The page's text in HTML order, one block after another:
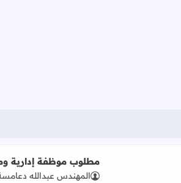
اقرأ المزيد عن مطلوب موظفة إدارية
مطلوب موظفة إدارية
المهندس عبدالله